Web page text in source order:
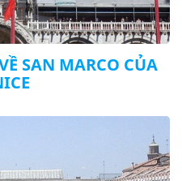
SAN MARCO CỦA